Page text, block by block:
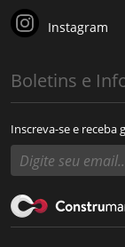
Instagram
Boletins e
Inscreva-se e